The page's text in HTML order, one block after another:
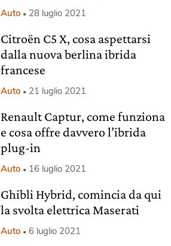
Auto 28 luglio 2021
Citroën C5 X, cosa aspettarsi
dalla nuova berlina ibrida
francese
Auto 21 luglio 2021
Renault Captur, come funziona
e cosa offre davvero l’ibrida
plug-in
Auto 16 luglio 2021
Ghibli Hybrid, comincia da qui
la svolta elettrica Maserati
Auto 6 luglio 2021